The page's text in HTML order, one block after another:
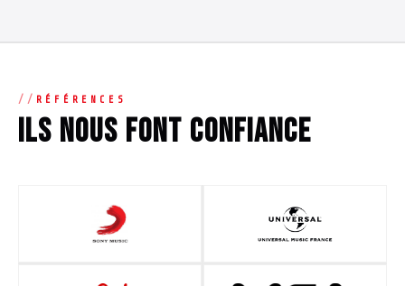
RÉFÉRENCES
Ils nous font confiance